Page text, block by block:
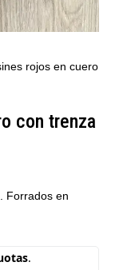
rojos en cuero
con trenza
Forrados en